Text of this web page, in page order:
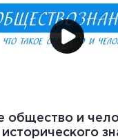
общество и